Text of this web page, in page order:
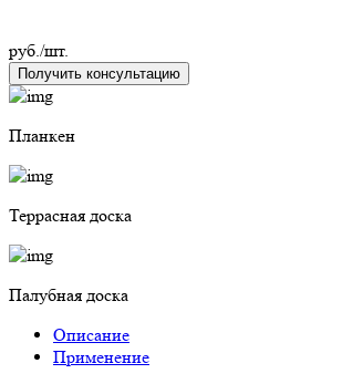
руб./шт.
Получить консультацию
Планкен
Террасная доска
Палубная доска
Описание
Применение